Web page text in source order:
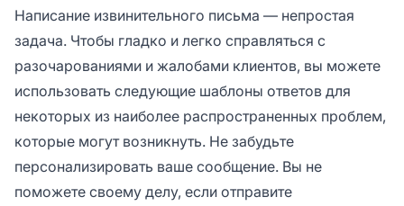
Написание извинительного письма — непростая
задача. Чтобы гладко и легко справляться с
разочарованиями и жалобами клиентов, вы можете
использовать следующие шаблоны ответов для
некоторых из наиболее распространенных проблем,
которые могут возникнуть. Не забудьте
персонализировать ваше сообщение. Вы не
поможете своему делу, если отправите